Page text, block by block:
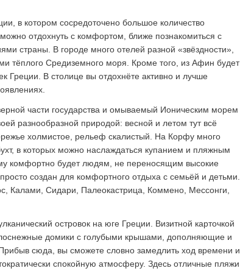
в котором сосредоточено большое количество
отдохнуть с комфортом, ближе познакомиться с
страны. В городе много отелей разной «звёздности»,
тёплого Средиземного моря. Кроме того, из Афин будет
Греции. В столице вы отдохнёте активно и лучше
части государства и омываемый Ионическим морем
разнообразной природой: весной и летом тут всё
холмистое, рельеф скалистый. На Корфу много
в которых можно наслаждаться купанием и пляжным
комфортно будет людям, не переносящим высокие
создан для комфортного отдыха с семьёй и детьми.
Калами, Сидари, Палеокастрица, Коммено, Мессонги,
островок на юге Греции. Визитной карточкой
домики с голубыми крышами, дополняющие и
сюда, вы сможете словно замедлить ход времени и
спокойную атмосферу. Здесь отличные пляжи